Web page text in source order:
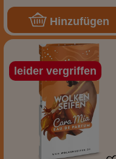
Hinzufügen
leider vergriffen